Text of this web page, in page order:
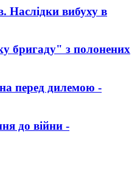
Наслідки вибуху в
бригаду" з полонених
перед дилемою -
до війни -